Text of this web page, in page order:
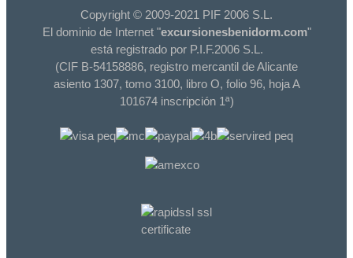
Copyright © 2009-2021 PIF 2006 S.L.
El dominio de Internet "excursionesbenidorm.com"
está registrado por P.I.F.2006 S.L.
(CIF B-54158886, registro mercantil de Alicante
asiento 1307, tomo 3100, libro O, folio 96, hoja A
101674 inscripción 1ª)